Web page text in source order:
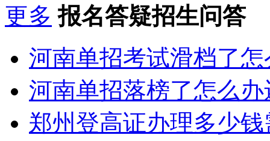
更多 报名答疑招生问答
河南单招考试滑档了
河南单招落榜了怎么
郑州登高证办理多少